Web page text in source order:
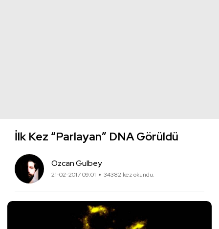
İlk Kez “Parlayan” DNA Görüldü
Ozcan Gulbey
21-02-2017 09:01 34382 kez okundu.